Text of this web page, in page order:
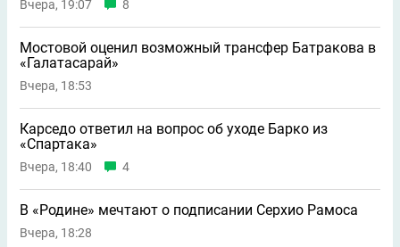
Вчера, 19:07 8
Мостовой оценил возможный трансфер Батракова в
«Галатасарай»
Вчера, 18:53
Карседо ответил на вопрос об уходе Барко из
«Спартака»
Вчера, 18:40 4
В «Родине» мечтают о подписании Серхио Рамоса
Вчера, 18:28